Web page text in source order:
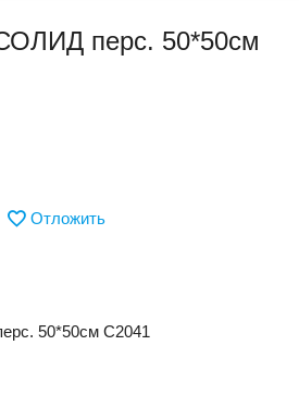
перс. 50*50см
Отложить
50*50см С2041